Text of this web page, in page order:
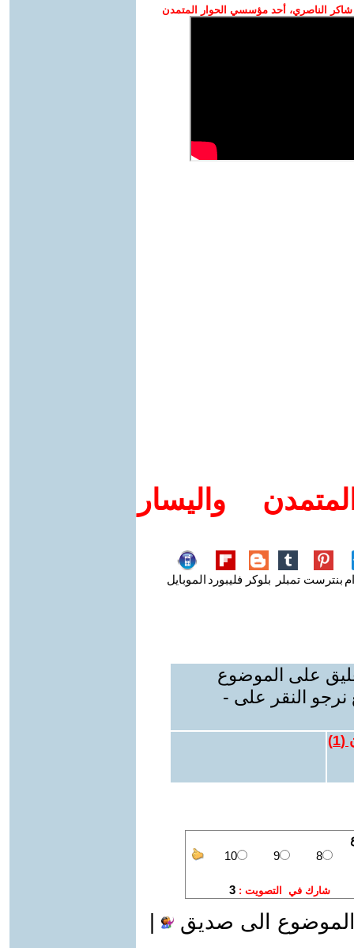
الناصري، أحد مؤسسي الحوار المتمدن
واليسار
بنترست تمبلر بلوكر فليبورد الموبايل
على الموضوع
نرجو النقر على -
(
1
)
الى صديق